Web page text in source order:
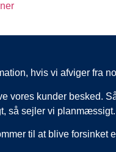
hvis vi afviger fra
vores kunder besked.
så sejler vi planmæssigt.
til at blive forsinket